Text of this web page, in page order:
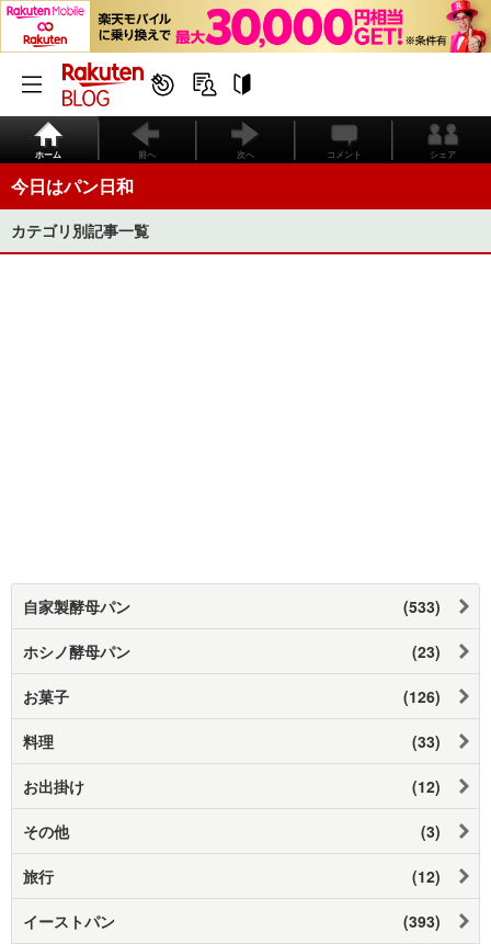
ホーム 前へ 次へ コメント シェア
今日はパン日和
カテゴリ別記事一覧
自家製酵母パン (533)
ホシノ酵母パン (23)
お菓子 (126)
料理 (33)
お出掛け (12)
その他 (3)
旅行 (12)
イーストパン (393)